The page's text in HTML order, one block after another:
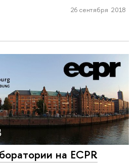
26 сентября 2018
на ECPR